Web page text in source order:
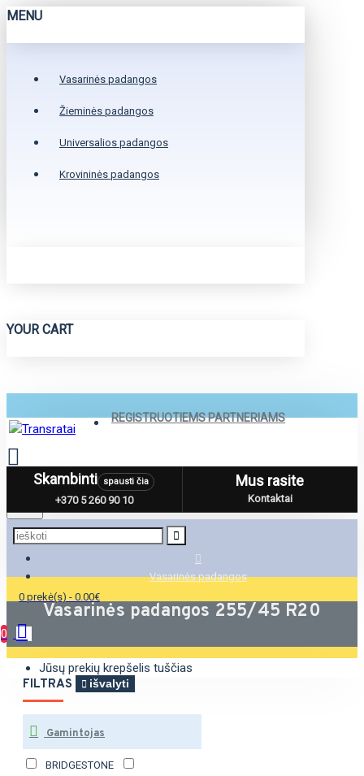
MENU
Vasarinės padangos
Žieminės padangos
Universalios padangos
Krovininės padangos
YOUR CART
REGISTRUOTIEMS PARTNERIAMS
Menu
0 prekė(s) - 0.00€
0
Jūsų prekių krepšelis tuščias
Skambinti spausti čia
+370 5 260 90 10
Mus rasite
Kontaktai
Vasarinės padangos
Vasarinės padangos 255/45 R20
FILTRAS išvalyti
Gamintojas
BRIDGESTONE